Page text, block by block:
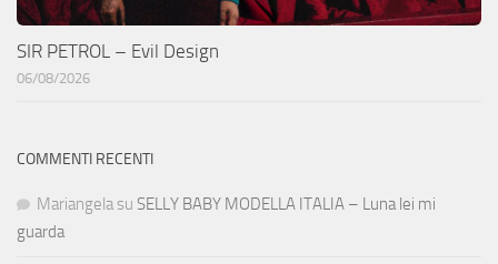
SIR PETROL – Evil Design
06/08/2026
COMMENTI RECENTI
Mariangela su SELLY BABY MODELLA ITALIA – Luna lei mi
guarda